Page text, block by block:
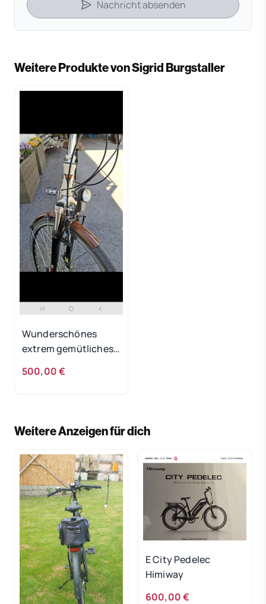
Nachricht absenden
Weitere Produkte von Sigrid Burgstaller
Wunderschönes
extrem gemütliches
500,00 €
Weitere Anzeigen für dich
E City Pedelec
Himiway
600,00 €